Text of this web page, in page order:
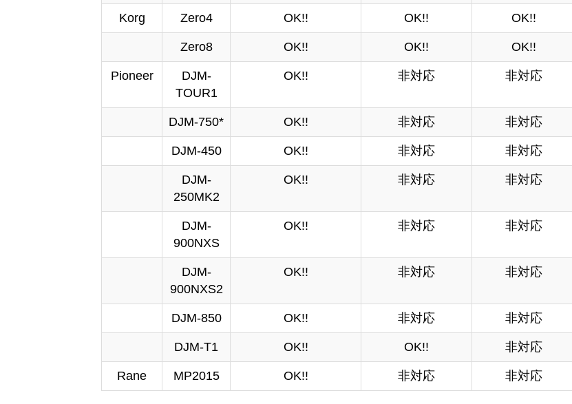
Korg Zero4 OK!! OK!! OK!!
Zero8 OK!! OK!! OK!!
Pioneer
DJM-
TOUR1
OK!! 非対応 非対応
DJM-750* OK!! 非対応 非対応
DJM-450 OK!! 非対応 非対応
DJM-
250MK2
OK!! 非対応 非対応
DJM-
900NXS
OK!! 非対応 非対応
DJM-
900NXS2
OK!! 非対応 非対応
DJM-850 OK!! 非対応 非対応
DJM-T1 OK!! OK!! 非対応
Rane MP2015 OK!! 非対応 非対応